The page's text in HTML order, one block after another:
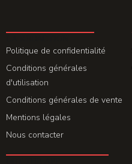
Politique de confidentialité
Conditions générales
d'utilisation
Conditions générales de vente
Mentions légales
Nous contacter